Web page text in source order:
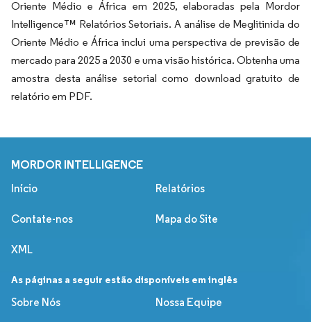
Oriente Médio e África em 2025, elaboradas pela Mordor
Intelligence™ Relatórios Setoriais. A análise de Meglitinida do
Oriente Médio e África inclui uma perspectiva de previsão de
mercado para 2025 a 2030 e uma visão histórica. Obtenha uma
amostra desta análise setorial como download gratuito de
relatório em PDF.
MORDOR INTELLIGENCE
Início Relatórios
Contate-nos Mapa do Site
XML
As páginas a seguir estão disponíveis em inglês
Sobre Nós
Nossa Equipe